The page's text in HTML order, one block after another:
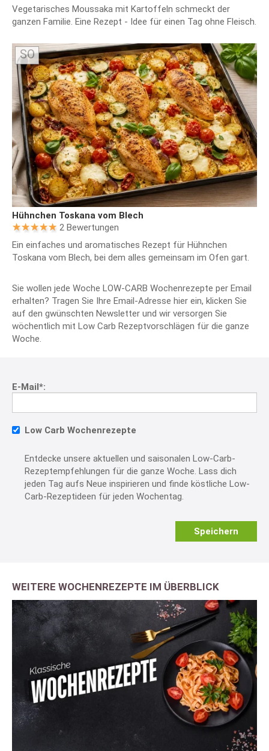
Vegetarisches Moussaka mit Kartoffeln schmeckt der
ganzen Familie. Eine Rezept - Idee für einen Tag ohne Fleisch.
SO
Hühnchen Toskana vom Blech
2 Bewertungen
Ein einfaches und aromatisches Rezept für Hühnchen
Toskana vom Blech, bei dem alles gemeinsam im Ofen gart.
Sie wollen jede Woche LOW-CARB Wochenrezepte per Email
erhalten? Tragen Sie Ihre Email-Adresse hier ein, klicken Sie
auf den gwünschten Newsletter und wir versorgen Sie
wöchentlich mit Low Carb Rezeptvorschlägen für die ganze
Woche.
E-Mail*:
Low Carb Wochenrezepte
Entdecke unsere aktuellen und saisonalen Low-Carb-
Rezeptempfehlungen für die ganze Woche. Lass dich
jeden Tag aufs Neue inspirieren und finde köstliche Low-
Carb-Rezeptideen für jeden Wochentag.
Speichern
WEITERE WOCHENREZEPTE IM ÜBERBLICK